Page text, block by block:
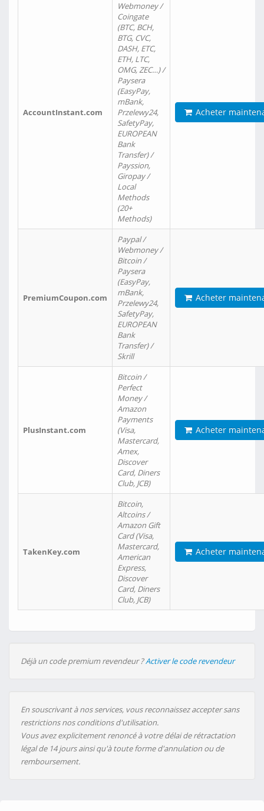
AccountInstant.com
Webmoney /
Coingate
(BTC, BCH,
BTG, CVC,
DASH, ETC,
ETH, LTC,
OMG, ZEC…) /
Paysera
(EasyPay,
mBank,
Przelewy24,
SafetyPay,
EUROPEAN
Bank
Transfer) /
Payssion,
Giropay /
Local
Methods
(20+
Methods)
Acheter
PremiumCoupon.com
Paypal /
Webmoney /
Bitcoin /
Paysera
(EasyPay,
mBank,
Przelewy24,
SafetyPay,
EUROPEAN
Bank
Transfer) /
Skrill
Acheter
PlusInstant.com
Bitcoin /
Perfect
Money /
Amazon
Payments
(Visa,
Mastercard,
Amex,
Discover
Card, Diners
Club, JCB)
Acheter
TakenKey.com
Bitcoin,
Altcoins /
Amazon Gift
Card (Visa,
Mastercard,
American
Express,
Discover
Card, Diners
Club, JCB)
Acheter
Déjà un code premium revendeur ?Activer le code revendeur
En souscrivant à nos services, vous reconnaissez accepter sans
restrictions nos conditions d'utilisation.
Vous avez explicitement renoncé à votre délai de rétractation
légal de 14 jours ainsi qu'à toute forme d'annulation ou de
remboursement.